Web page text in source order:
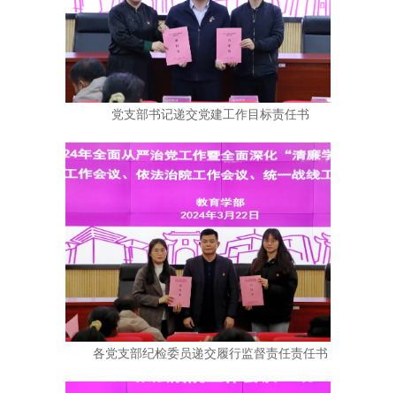
党支部书记递交党建工作目标责任书
各党支部纪检委员递交履行监督责任责任书